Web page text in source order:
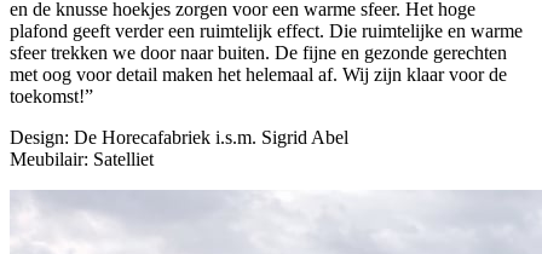
en de knusse hoekjes zorgen voor een warme sfeer. Het hoge
plafond geeft verder een ruimtelijk effect. Die ruimtelijke en warme
sfeer trekken we door naar buiten. De fijne en gezonde gerechten
met oog voor detail maken het helemaal af. Wij zijn klaar voor de
toekomst!”
Design: De Horecafabriek i.s.m. Sigrid Abel
Meubilair: Satelliet